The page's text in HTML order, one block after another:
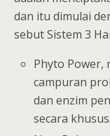
dan itu dimulai
sebut Sistem 3
Phyto Power,
campuran
dan enzim
secara khusus.